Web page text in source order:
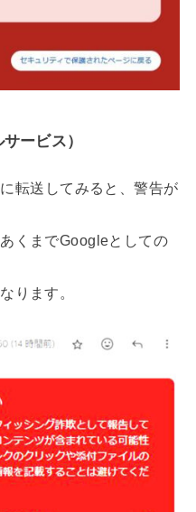
ービス）
転送してみると、警告が
くまでGoogleとしての
ります。